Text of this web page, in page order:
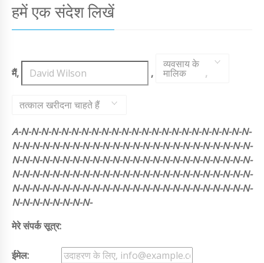
हमें एक संदेश लिखें
मैं, ,
व्यवसाय के
मालिक ,
तत्काल खरीदना चाहते हैं
A-N-N-N-N-N-N-N-N-N-N-N-N-N-N-N-N-N-N-N-N-N-N-N-
N-N-N-N-N-N-N-N-N-N-N-N-N-N-N-N-N-N-N-N-N-N-N-N-
N-N-N-N-N-N-N-N-N-N-N-N-N-N-N-N-N-N-N-N-N-N-N-N-
N-N-N-N-N-N-N-N-N-N-N-N-N-N-N-N-N-N-N-N-N-N-N-N-
N-N-N-N-N-N-N-N-N-N-N-N-N-N-N-N-N-N-N-N-N-N-N-N-
N-N-N-N-N-N-N-N-
मेरे संपर्क सूत्र:
ईमेल: